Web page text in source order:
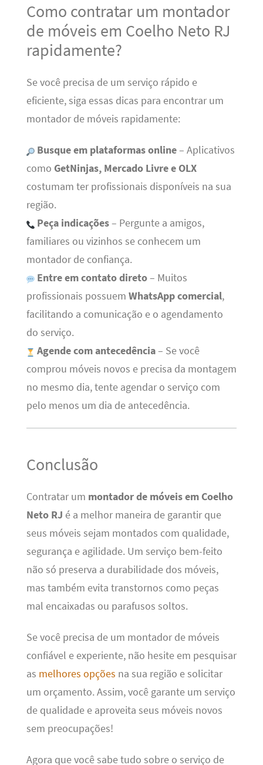
Como contratar um montador
de móveis em Coelho Neto RJ
rapidamente?
Se você precisa de um serviço rápido e
eficiente, siga essas dicas para encontrar um
montador de móveis rapidamente:
Busque em plataformas online– Aplicativos
como GetNinjas, Mercado Livre e OLX
costumam ter profissionais disponíveis na sua
região.
Peça indicações– Pergunte a amigos,
familiares ou vizinhos se conhecem um
montador de confiança.
Entre em contato direto– Muitos
profissionais possuem WhatsApp comercial,
facilitando a comunicação e o agendamento
do serviço.
Agende com antecedência– Se você
comprou móveis novos e precisa da montagem
no mesmo dia, tente agendar o serviço com
pelo menos um dia de antecedência.
Conclusão
Contratar um montador de móveis em Coelho
Neto RJ é a melhor maneira de garantir que
seus móveis sejam montados com qualidade,
segurança e agilidade. Um serviço bem-feito
não só preserva a durabilidade dos móveis,
mas também evita transtornos como peças
mal encaixadas ou parafusos soltos.
Se você precisa de um montador de móveis
confiável e experiente, não hesite em pesquisar
as melhores opções na sua região e solicitar
um orçamento. Assim, você garante um serviço
de qualidade e aproveita seus móveis novos
sem preocupações!
Agora que você sabe tudo sobre o serviço de